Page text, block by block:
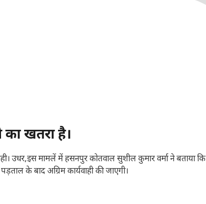
खतरा है।
उधर,इस मामलें में हसनपुर कोतवाल सुशील कुमार वर्मा ने बताया कि
के बाद अग्रिम कार्यवाही की जाएगी।